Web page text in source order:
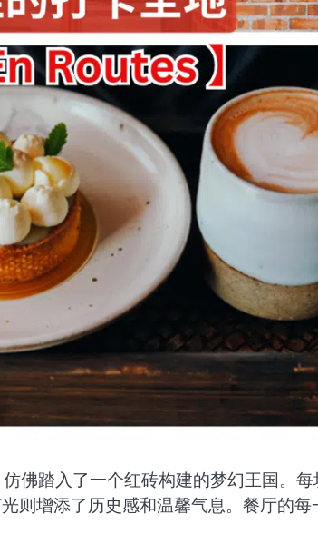
佛踏入了一个红砖构建的梦幻王国。每
则增添了历史感和温馨气息。餐厅的每